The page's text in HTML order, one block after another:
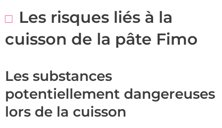
Les risques liés à la
cuisson de la pâte Fimo
Les substances
potentiellement dangereuses
lors de la cuisson